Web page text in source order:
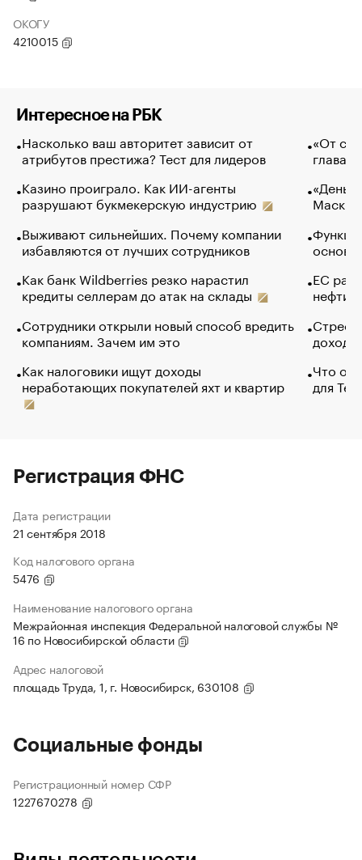
ОКОГУ
4210015
Интересное на РБК
Насколько ваш авторитет зависит от
атрибутов престижа? Тест для лидеров
Казино проиграло. Как ИИ-агенты
разрушают букмекерскую индустрию
Выживают сильнейших. Почему компании
избавляются от лучших сотрудников
Как банк Wildberries резко нарастил
кредиты селлерам до атак на склады
Сотрудники открыли новый способ вредить
компаниям. Зачем им это
Как налоговики ищут доходы
неработающих покупателей яхт и квартир
«От
глава
Маск в
основ
ЕС
нефти
Что
для
Регистрация ФНС
Дата регистрации
21 сентября 2018
Код налогового органа
5476
Наименование налогового органа
Межрайонная инспекция Федеральной налоговой службы №
16 по Новосибирской области
Адрес налоговой
площадь Труда, 1, г. Новосибирск, 630108
Социальные фонды
Регистрационный номер СФР
1227670278